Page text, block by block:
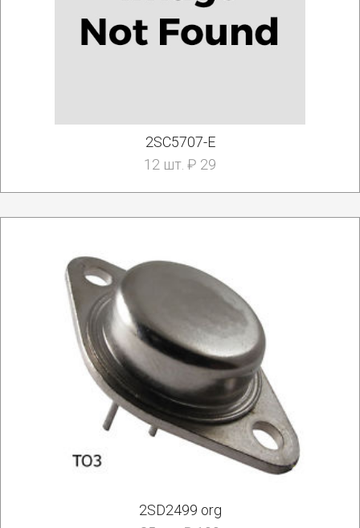
2SC5707-E
12 шт. ₽ 29
2SD2499 org